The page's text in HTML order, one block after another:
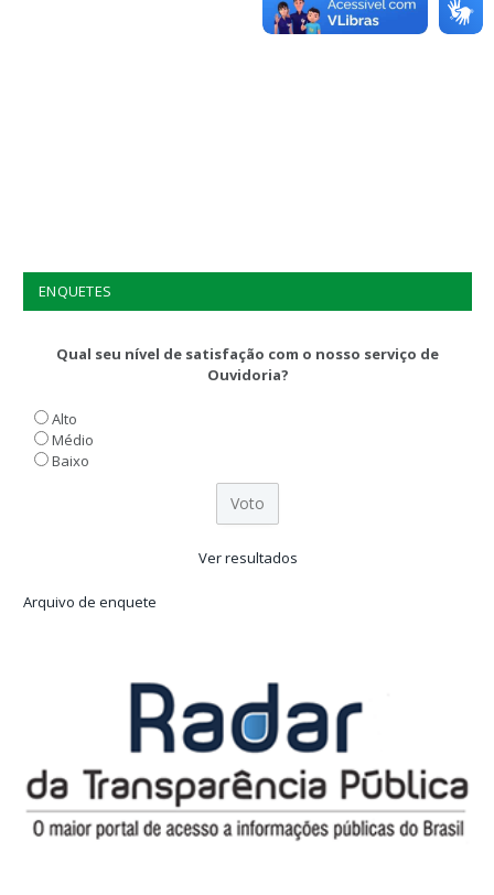
ENQUETES
Qual seu nível de satisfação com o nosso serviço de
Ouvidoria?
Alto
Médio
Baixo
Ver resultados
Arquivo de enquete